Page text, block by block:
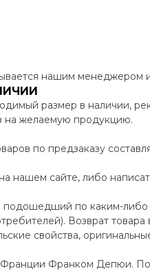
нашим менеджером
размер в наличии,
на желаемую продукцию.
по предзаказу
сайте, либо
по каким-
Возврат
свойства,
Франком Депюи.